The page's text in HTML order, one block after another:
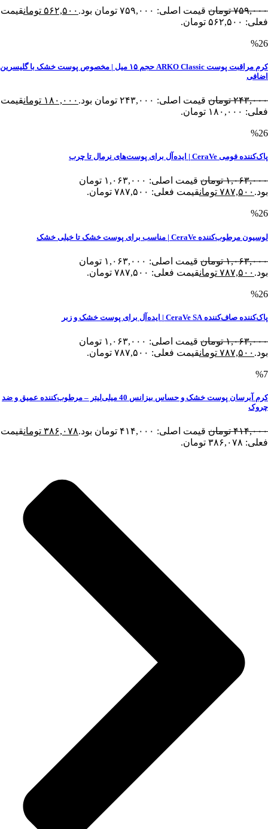
۷۵۹,۰۰۰ تومان قیمت اصلی: ۷۵۹,۰۰۰ تومان بود. ۵۶۲,۵۰۰ تومانقیمت
فعلی: ۵۶۲,۵۰۰ تومان.
%26
کرم مراقبت پوست ARKO Classic حجم ۱۵ میل | مخصوص پوست خشک با گلیسرین
اضافی
۲۴۳,۰۰۰ تومان قیمت اصلی: ۲۴۳,۰۰۰ تومان بود. ۱۸۰,۰۰۰ تومانقیمت
فعلی: ۱۸۰,۰۰۰ تومان.
%26
پاک‌کننده فومی CeraVe | ایده‌آل برای پوست‌های نرمال تا چرب
۱,۰۶۳,۰۰۰ تومان
قیمت اصلی: ۱,۰۶۳,۰۰۰ تومان
بود. ۷۸۷,۵۰۰ تومانقیمت فعلی: ۷۸۷,۵۰۰ تومان.
%26
لوسیون مرطوب‌کننده CeraVe | مناسب برای پوست خشک تا خیلی خشک
۱,۰۶۳,۰۰۰ تومان
قیمت اصلی: ۱,۰۶۳,۰۰۰ تومان
بود. ۷۸۷,۵۰۰ تومانقیمت فعلی: ۷۸۷,۵۰۰ تومان.
%26
پاک‌کننده صاف‌کننده CeraVe SA | ایده‌آل برای پوست خشک و زبر
۱,۰۶۳,۰۰۰ تومان
قیمت اصلی: ۱,۰۶۳,۰۰۰ تومان
بود. ۷۸۷,۵۰۰ تومانقیمت فعلی: ۷۸۷,۵۰۰ تومان.
%7
کرم آبرسان پوست خشک و حساس بیزانس 40 میلی‌لیتر – مرطوب‌کننده عمیق و ضد
چروک
۴۱۴,۰۰۰ تومان قیمت اصلی: ۴۱۴,۰۰۰ تومان بود. ۳۸۶,۰۷۸ تومانقیمت
فعلی: ۳۸۶,۰۷۸ تومان.